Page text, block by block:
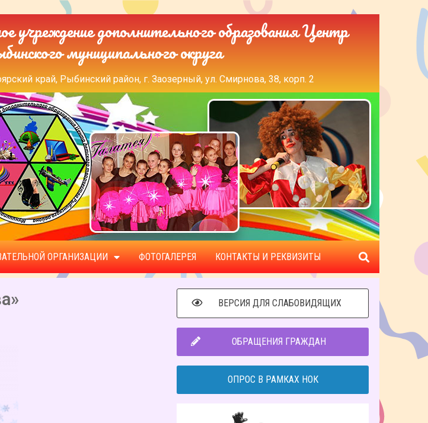
учреждение дополнительного образования Центр
муниципального округа
край, Рыбинский район, г. Заозерный, ул. Смирнова, 38, корп. 2
ОРГАНИЗАЦИИ ФОТОГАЛЕРЕЯ КОНТАКТЫ И РЕКВИЗИТЫ
ВЕРСИЯ ДЛЯ СЛАБОВИДЯЩИХ
ОБРАЩЕНИЯ ГРАЖДАН
ОПРОС В РАМКАХ НОК